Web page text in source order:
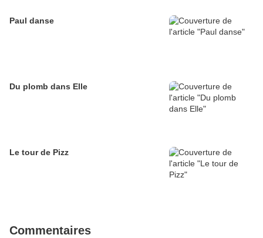
Paul danse
Du plomb dans Elle
Le tour de Pizz
Commentaires